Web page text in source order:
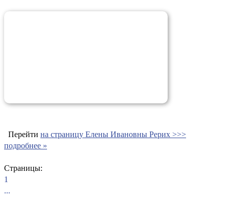
Перейти на страницу Елены Ивановны Рерих >>>
подробнее »
Страницы:
1
...